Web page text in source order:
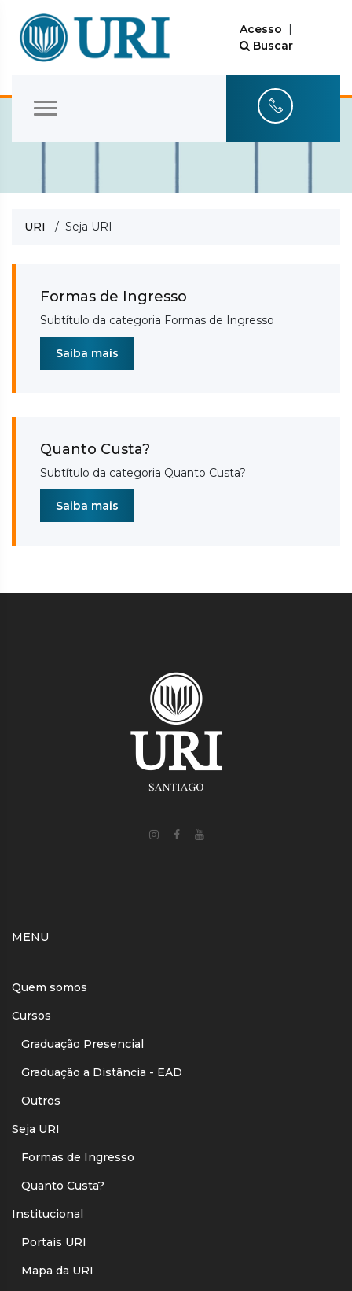
Acesso |
Buscar
URI / Seja URI
Formas de Ingresso
Subtítulo da categoria Formas de Ingresso
Saiba mais
Quanto Custa?
Subtítulo da categoria Quanto Custa?
Saiba mais
MENU
Quem somos
Cursos
Graduação Presencial
Graduação a Distância - EAD
Outros
Seja URI
Formas de Ingresso
Quanto Custa?
Institucional
Portais URI
Mapa da URI